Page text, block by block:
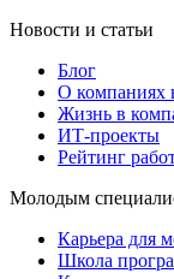
Новости и статьи
Блог
О компаниях
Жизнь в
ИТ-проекты
Рейтинг
Молодым
Карьера для
Школа